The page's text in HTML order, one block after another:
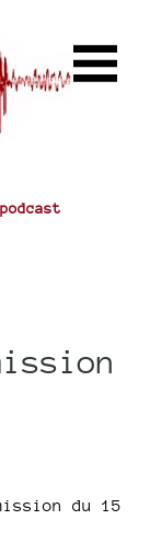
podcast
du 15